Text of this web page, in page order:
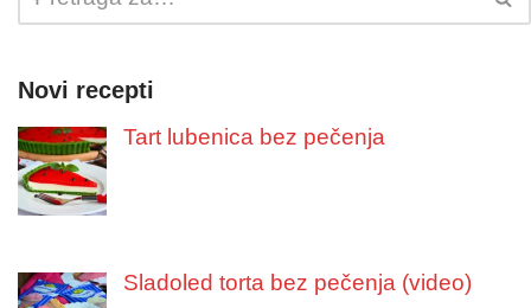
Novi recepti
Tart lubenica bez pečenja
Sladoled torta bez pečenja (video)